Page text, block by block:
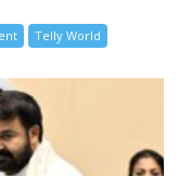
Telly World